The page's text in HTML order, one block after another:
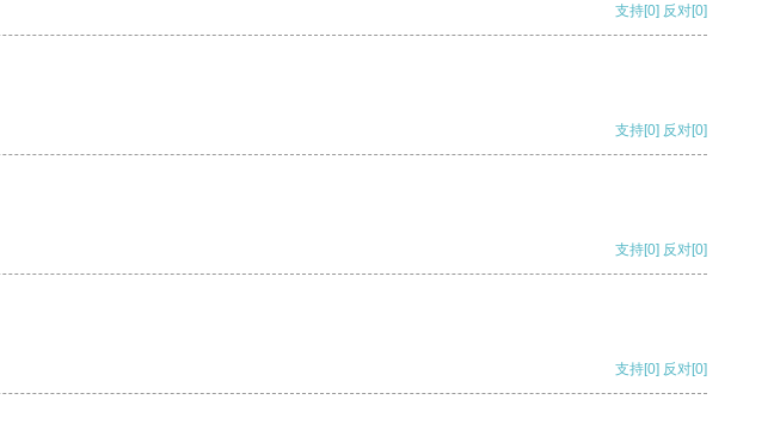
支持[0] 反对[0]
支持[0] 反对[0]
支持[0] 反对[0]
支持[0] 反对[0]